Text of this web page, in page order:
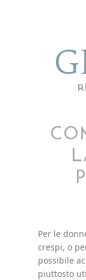
Per le
crespi, o
possibile
piuttosto